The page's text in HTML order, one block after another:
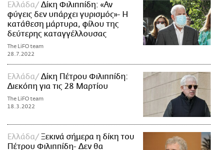
Ελλάδα
Δίκη Φιλιππίδη: «Αν
φύγεις δεν υπάρχει γυρισμός»- Η
κατάθεση μάρτυρα, φίλου της
δεύτερης καταγγέλλουσας
The LiFO team
28.7.2022
Ελλάδα
Δίκη Πέτρου Φιλιππίδη:
Διεκόπη για τις 28 Μαρτίου
The LiFO team
18.3.2022
Ελλάδα
Ξεκινά σήμερα η δίκη του
Πέτρου Φιλιππίδη- Δεν θα